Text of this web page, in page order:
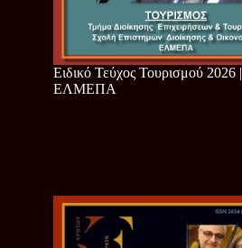
Ειδικό Τεύχος Τουρισμού 2026 |
ΕΛΜΕΠΑ